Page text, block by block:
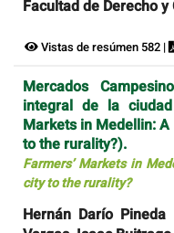
Facultad de Derecho
Vistas de resúmen 582 |
Mercados
integral de la
Markets in Medellin:
to the rurality?).
Farmers’ Markets in
city to the rurality?
Hernán Darío